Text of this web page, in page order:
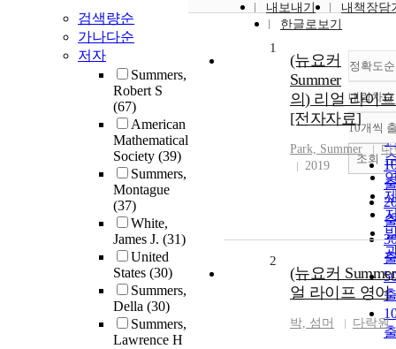
검색량순
가나다순
저자
Summers,
Robert S
(67)
American
Mathematical
Society (39)
Summers,
Montague
(37)
White,
James J. (31)
United
States (30)
Summers,
Della (30)
Summers,
Lawrence H
내보내기
내책장담
한글로보기
정확도순
내림차순
10개씩
조회
1
(뉴요커
Summer
의) 리얼 라이
[전자자료]
Park, Summer
2019
2
(뉴요커
얼 라이프 영어
박, 섬머 다락원